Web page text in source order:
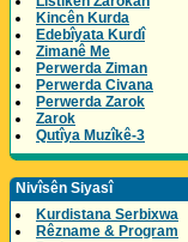
Kincên Kurda
Edebîyata Kurdî
Zimanê Me
Perwerda Ziman
Perwerda Civana
Perwerda Zarok
Zarok
Qutîya Muzîkê-3
Nivîsên Siyasî
Kurdistana Serbixwa
Rêzname & Program